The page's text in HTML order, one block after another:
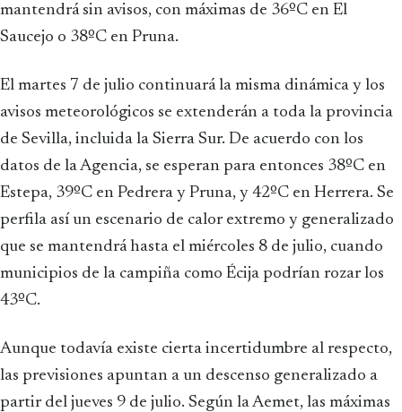
mantendrá sin avisos, con máximas de 36ºC en El
Saucejo o 38ºC en Pruna.
El martes 7 de julio continuará la misma dinámica y los
avisos meteorológicos se extenderán a toda la provincia
de Sevilla, incluida la Sierra Sur. De acuerdo con los
datos de la Agencia, se esperan para entonces 38ºC en
Estepa, 39ºC en Pedrera y Pruna, y 42ºC en Herrera. Se
perfila así un escenario de calor extremo y generalizado
que se mantendrá hasta el miércoles 8 de julio, cuando
municipios de la campiña como Écija podrían rozar los
43ºC.
Aunque todavía existe cierta incertidumbre al respecto,
las previsiones apuntan a un descenso generalizado a
partir del jueves 9 de julio. Según la Aemet, las máximas